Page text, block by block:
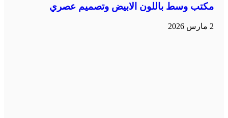
مكتب وسط باللون الابيض وتصميم عصري
2 مارس 2026